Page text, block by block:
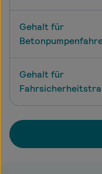
Gehalt für
Gehalt für